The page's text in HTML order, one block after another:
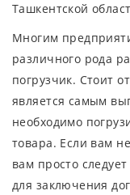
Ташкентской
Многим
различного рода
погрузчик. Стоит
является самым
необходимо
товара. Если вам
вам просто
для заключения